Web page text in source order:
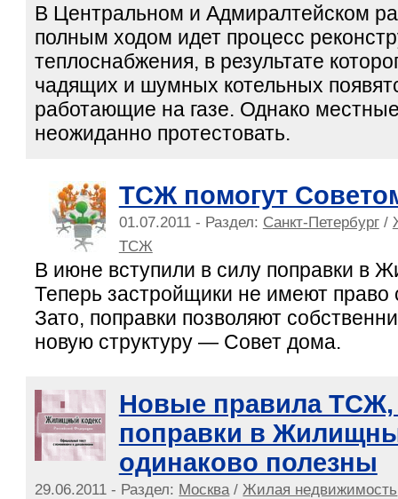
В Центральном и Адмиралтейском
полным ходом идет процесс
теплоснабжения, в результате
чадящих и шумных котельных
работающие на газе. Однако
неожиданно протестовать.
ТСЖ помогут
01.07.2011 - Раздел: Санкт-Петербург/
ТСЖ
В июне вступили в силу поправки в
Теперь застройщики не имеют
Зато, поправки позволяют
новую структуру — Совет дома.
Новые правила ТСЖ,
поправки в
одинаково полезны
29.06.2011 - Раздел: Москва / Жилая недвижимость